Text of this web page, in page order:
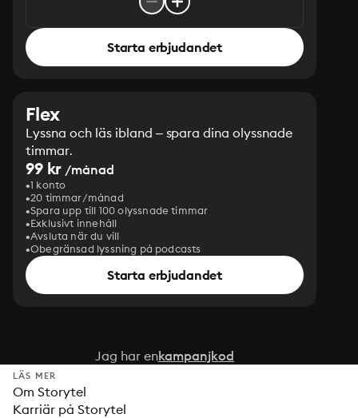
Starta erbjudandet
Flex
Lyssna och läs ibland – spara dina olyssnade
timmar.
99 kr /månad
1 konto
20 timmar/månad
Spara upp till 100 olyssnade timmar
Exklusivt innehåll
Avsluta när du vill
Obegränsad lyssning på podcasts
Starta erbjudandet
Jag har enkampanjkod
LÄS MER
Om Storytel
Karriär på Storytel